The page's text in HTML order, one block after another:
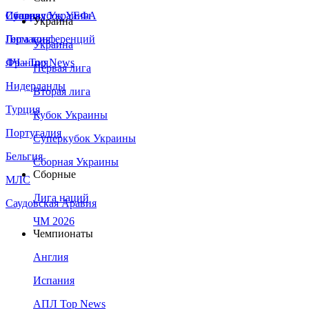
Сборная Украины
Италия
Германия
Франция
Нидерланды
Турция
Португалия
Бельгия
МЛС
Саудовская Аравия
Суперкубок УЕФА
Лига конференций
ЛЧ - Top News
Украина
Украина
Первая лига
Вторая лига
Кубок Украины
Суперкубок Украины
Сборная Украины
Сборные
Лига наций
ЧМ 2026
Чемпионаты
Англия
Испания
АПЛ Top News